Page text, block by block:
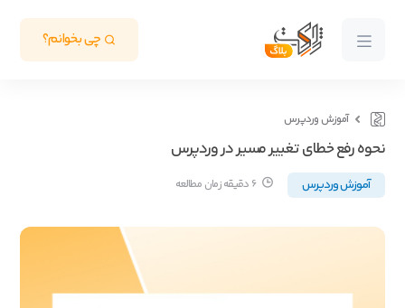
چی بخوانم؟
آموزش وردپرس
نحوه رفع خطای تغییر مسیر در وردپرس
آموزش وردپرس 6 دقیقه زمان مطالعه